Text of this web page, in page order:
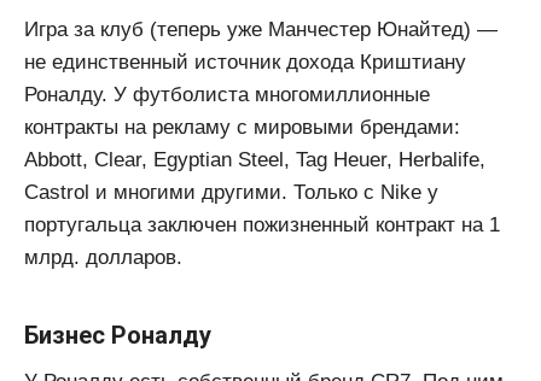
Игра за клуб (теперь уже Манчестер Юнайтед) —
не единственный источник дохода Криштиану
Роналду. У футболиста многомиллионные
контракты на рекламу с мировыми брендами:
Abbott, Clear, Egyptian Steel, Tag Heuer, Herbalife,
Castrol и многими другими. Только с Nike у
португальца заключен пожизненный контракт на 1
млрд. долларов.
Бизнес Роналду